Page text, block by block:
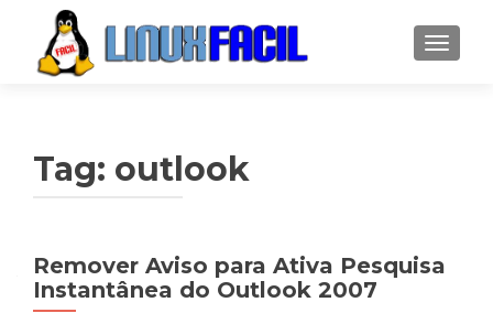
Tag: outlook
Remover Aviso para Ativa Pesquisa
Instantânea do Outlook 2007